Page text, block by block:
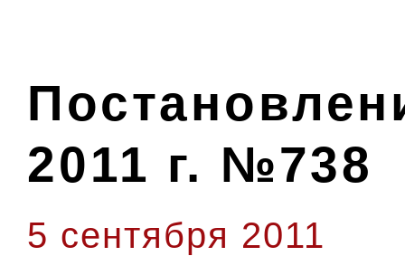
2011 г. №738
5 сентября 2011